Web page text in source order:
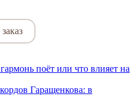
поёт или что влияет на
Гаращенкова: в